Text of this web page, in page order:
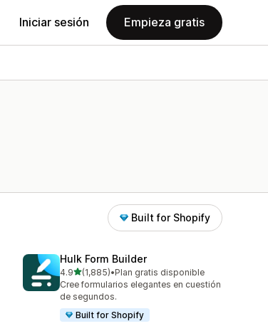
Iniciar sesión Empieza gratis
Built for Shopify
Hulk Form Builder
4.9de 5 estrellas
(1,885)
1885 reseñas en total
•Plan gratis disponible
Cree formularios elegantes en cuestión
de segundos.
Built for Shopify